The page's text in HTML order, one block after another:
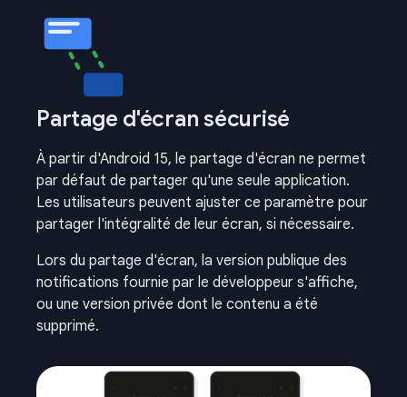
Partage d'écran sécurisé
À partir d'Android 15, le partage d'écran ne permet
par défaut de partager qu'une seule application.
Les utilisateurs peuvent ajuster ce paramètre pour
partager l'intégralité de leur écran, si nécessaire.
Lors du partage d'écran, la version publique des
notifications fournie par le développeur s'affiche,
ou une version privée dont le contenu a été
supprimé.